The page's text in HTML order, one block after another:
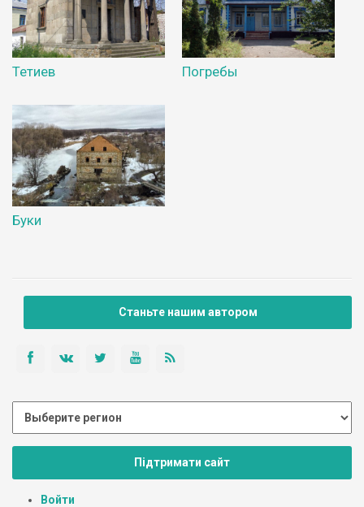
Тетиев Погребы
Буки
Станьте нашим автором
Підтримати сайт
Войти